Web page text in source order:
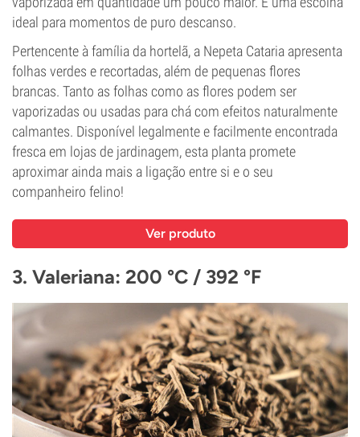
ideal para momentos de puro descanso.
Pertencente à família da hortelã, a Nepeta Cataria apresenta
folhas verdes e recortadas, além de pequenas flores
brancas. Tanto as folhas como as flores podem ser
vaporizadas ou usadas para chá com efeitos naturalmente
calmantes. Disponível legalmente e facilmente encontrada
fresca em lojas de jardinagem, esta planta promete
aproximar ainda mais a ligação entre si e o seu
companheiro felino!
Ver produto
3. Valeriana: 200 °C / 392 °F